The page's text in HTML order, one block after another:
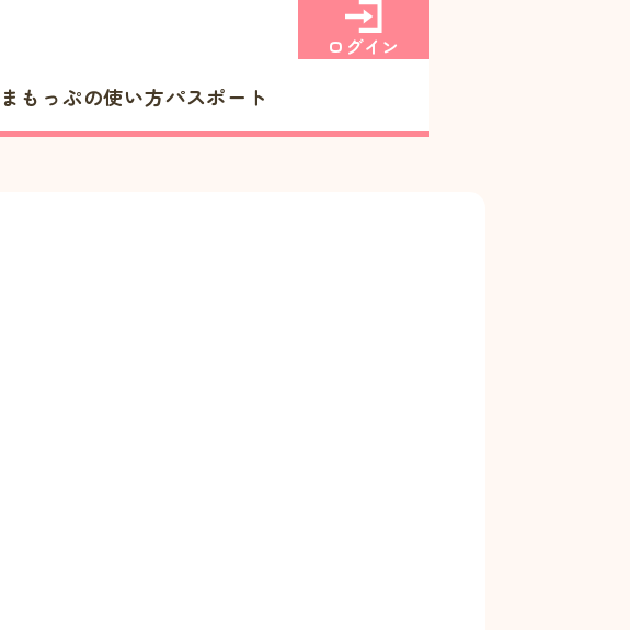
ログイン
まもっぷの使い方パスポート